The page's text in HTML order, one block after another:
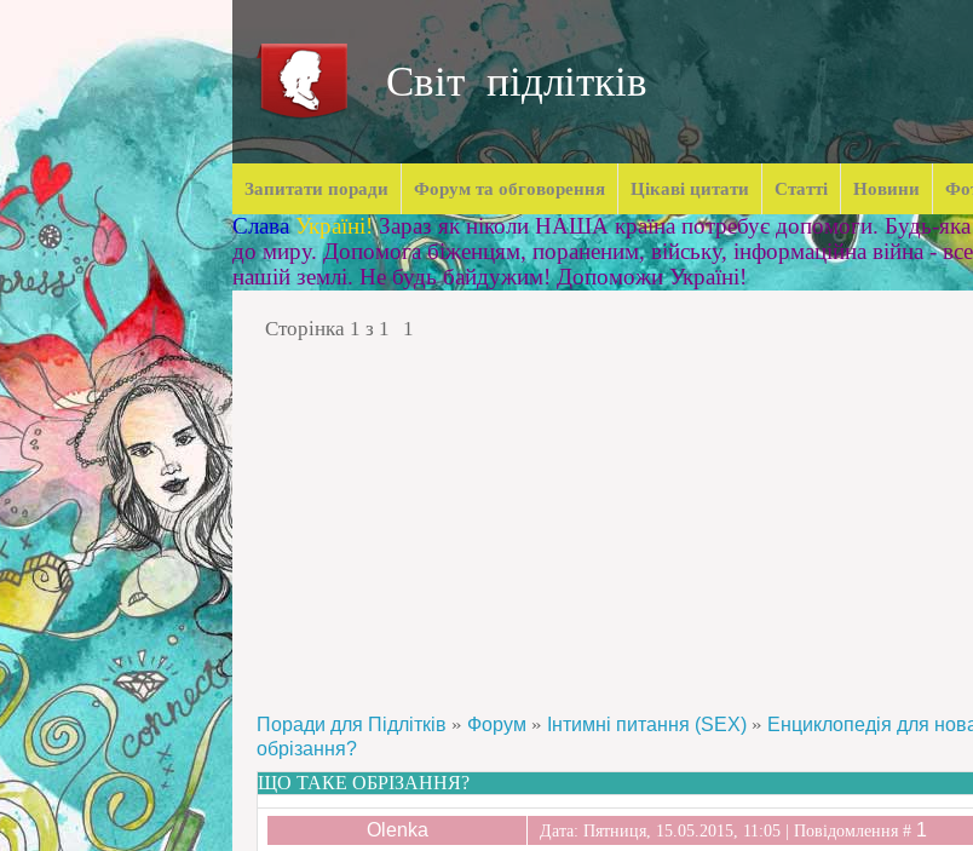
Світ підлітків
Запитати поради Форум та обговорення Цікаві цитати Статті Новини
Слава Україні! Зараз як ніколи НАША країна потребує допомоги. Будь-
до миру. Допомога біженцям, пораненим, війську, інформаційна війна -
нашій землі. Не будь байдужим! Допоможи Україні!
Сторінка 1 з 1 1
Поради для Підлітків » Форум » Інтимні питання (SEX) » Енциклопедія для
обрізання?
ЩО ТАКЕ ОБРІЗАННЯ?
Olenka Дата: Пятниця, 15.05.2015, 11:05 | Повідомлення # 1